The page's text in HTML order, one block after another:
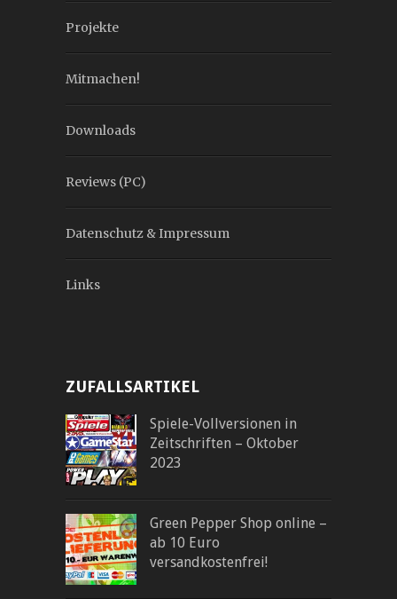
Projekte
Mitmachen!
Downloads
Reviews (PC)
Datenschutz & Impressum
Links
ZUFALLSARTIKEL
Spiele-Vollversionen in
Zeitschriften – Oktober
2023
Green Pepper Shop online –
ab 10 Euro
versandkostenfrei!